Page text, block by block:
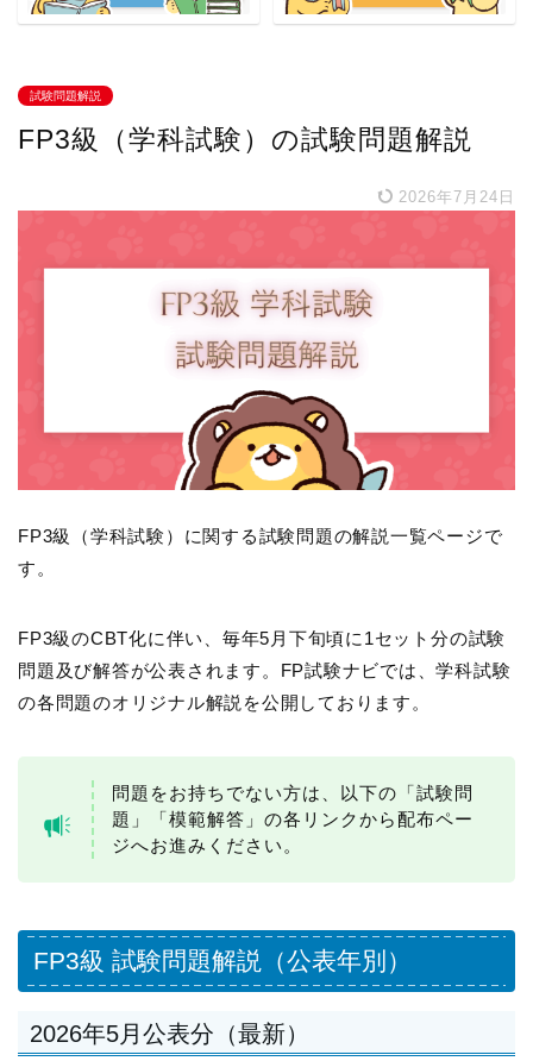
試験問題解説
FP3級（学科試験）の試験問題解説
2026年7月24日
FP3級（学科試験）に関する試験問題の解説一覧ページで
す。
FP3級のCBT化に伴い、毎年5月下旬頃に1セット分の試験
問題及び解答が公表されます。FP試験ナビでは、学科試験
の各問題のオリジナル解説を公開しております。
問題をお持ちでない方は、以下の「試験問
題」「模範解答」の各リンクから配布ペー
ジへお進みください。
FP3級 試験問題解説（公表年別）
2026年5月公表分（最新）